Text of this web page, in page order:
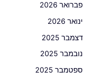
פברואר 2026
ינואר 2026
דצמבר 2025
נובמבר 2025
ספטמבר 2025